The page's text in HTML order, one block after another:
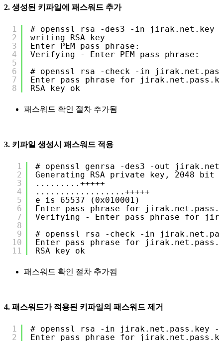
2. 생성된 키파일에 패스워드 추가
1
2
3
4
5
6
7
8
# openssl rsa -des3 -in jirak.net.key
writing RSA key
Enter PEM pass phrase:
Verifying - Enter PEM pass phrase:
# openssl rsa -check -in
Enter pass phrase for
RSA key ok
패스워드 확인 절차 추가됨
3. 키파일 생성시 패스워드 적용
1
2
3
4
5
6
7
8
9
10
11
# openssl genrsa -des3 -out
Generating RSA private key, 2048 bit
.........+++++
..................+++++
e is 65537 (0x010001)
Enter pass phrase for
Verifying - Enter pass phrase for
# openssl rsa -check -in
Enter pass phrase for
RSA key ok
패스워드 확인 절차 추가됨
4. 패스워드가 적용된 키파일의 패스워드 제거
1
2
# openssl rsa -in jirak.net.pass.key -
Enter pass phrase for